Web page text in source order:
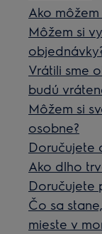
Ako
Môžem si
Vrátili sme
budú
Môžem si
osobne?
Doručujete
Ako dlho
Doručujete
Čo sa
mieste v